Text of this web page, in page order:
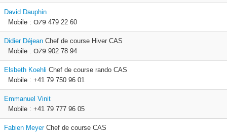
David Dauphin
Mobile : 𝖮𐓒𝟫 479 22 60
Didier Déjean Chef de course Hiver CAS
Mobile : 𝖮𐓒𝟫 902 78 94
Elsbeth Koehli Chef de course rando CAS
Mobile : +41 79 750 96 01
Emmanuel Vinit
Mobile : +41 79 777 96 05
Fabien MeyerChef de course CAS